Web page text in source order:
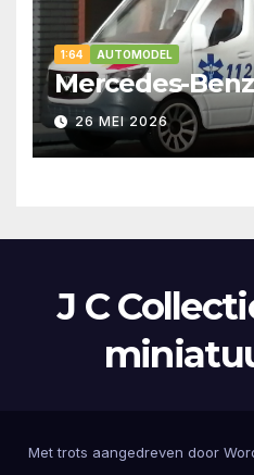
1:64 AUTOMODEL
Mercedes-
26 MEI 2026
J C
Met trots aangedreven door